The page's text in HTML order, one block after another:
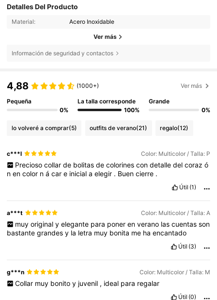
Detalles Del Producto
Material: Acero Inoxidable
Ver más
Información de seguridad y contactos
4,88 (1000+) Ver más
Pequeña
0%
La talla corresponde
100%
Grande
0%
lo volveré a comprar(5) outfits de verano(21) regalo(12)
c***l Color: Multicolor / Talla: P
Precioso collar de bolitas de colorines con detalle del coraz ó
nencolor nácare inicialaelegir . Buencierre .
Útil (1)
a***t Color: Multicolor / Talla: A
muy original y elegante para poner en verano las cuentas son
bastantegrandesy la letra muy bonita me haencantado
Útil (3)
g***n Color: Multicolor / Talla: M
Collar muy bonito y juvenil , ideal para regalar
Útil (0)